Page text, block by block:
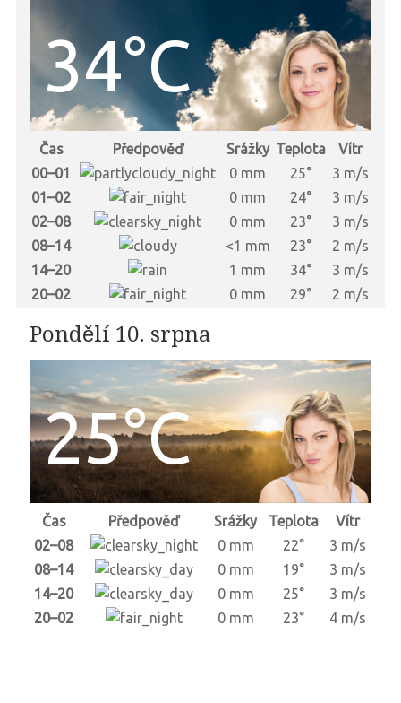
34°C
Čas Předpověď Srážky Teplota
Vítr
00–01
0 mm 25°
3 m/s
01–02
0 mm 24°
3 m/s
02–08
0 mm 23°
3 m/s
08–14
<1 mm 23°
2 m/s
14–20
1 mm 34°
3 m/s
20–02
0 mm 29° 2 m/s
Pondělí 10. srpna
25°C
Čas Předpověď Srážky Teplota
Vítr
02–08
0 mm 22°
3 m/s
08–14
0 mm 19°
3 m/s
14–20
0 mm 25°
3 m/s
20–02
0 mm 23° 4 m/s